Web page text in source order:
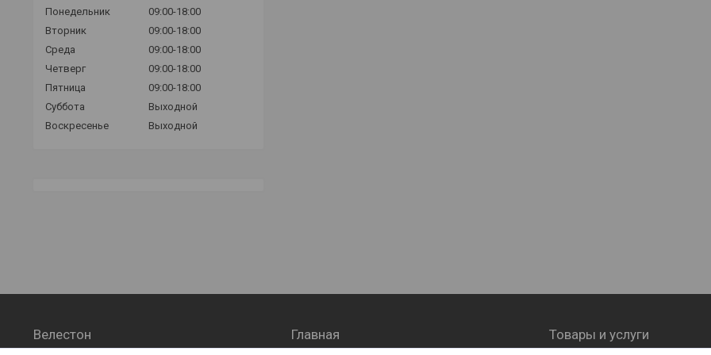
Понедельник
09:00-18:00
Вторник
09:00-18:00
Среда
09:00-18:00
Четверг
09:00-18:00
Пятница
09:00-18:00
Суббота
Выходной
Воскресенье
Выходной
Велестон Главная Товары и услуги